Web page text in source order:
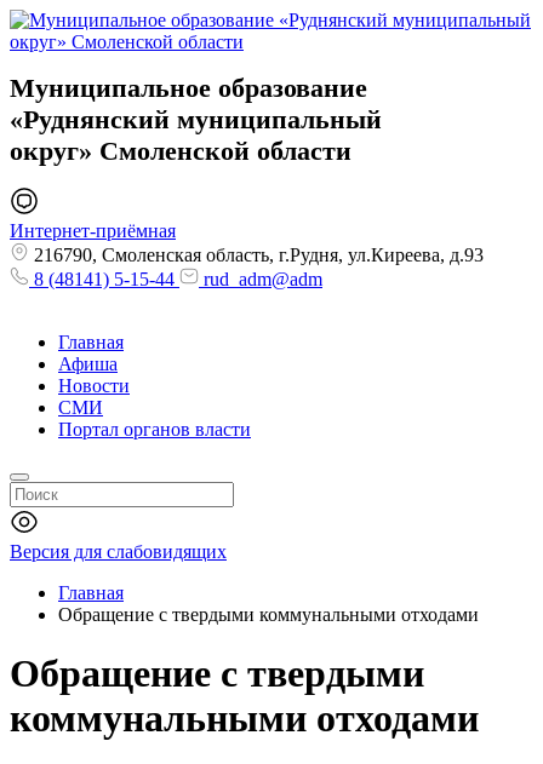
Муниципальное образование
«Руднянский муниципальный
округ» Смоленской области
Интернет-приёмная
216790, Смоленская область, г.Рудня, ул.Киреева, д.93
8 (48141) 5-15-44
rud_adm@adm
Главная
Афиша
Новости
СМИ
Портал органов власти
Версия для слабовидящих
Главная
Обращение с твердыми коммунальными отходами
Обращение с твердыми
коммунальными отходами